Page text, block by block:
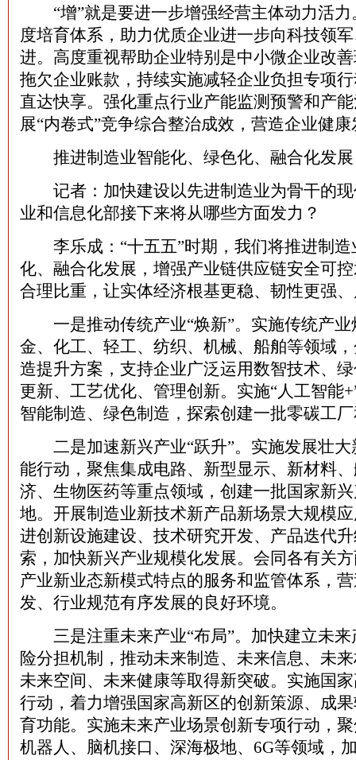
“增”就是要进一步增强经营主体动力活力
度培育体系，助力优质企业进一步向科技领
进。高度重视帮助企业特别是中小微企业改
拖欠企业账款，持续实施减轻企业负担专项
直达快享。强化重点行业产能监测预警和产
展“内卷式”竞争综合整治成效，营造企业健
推进制造业智能化、绿色化、融合化发展
记者：加快建设以先进制造业为骨干的现
业和信息化部接下来将从哪些方面发力？
李乐成：“十五五”时期，我们将推进制造
化、融合化发展，增强产业链供应链安全可
合理比重，让实体经济根基更稳、韧性更强
一是推动传统产业“焕新”。实施传统产业
金、化工、轻工、纺织、机械、船舶等领域
造提升方案，支持企业广泛运用数智技术、
更新、工艺优化、管理创新。实施“人工智能
智能制造、绿色制造，探索创建一批零碳工
二是加速新兴产业“跃升”。实施发展壮大
能行动，聚焦集成电路、新型显示、新材料
济、生物医药等重点领域，创建一批国家新
地。开展制造业新技术新产品新场景大规模
进创新设施建设、技术研究开发、产品迭代
索，加快新兴产业规模化发展。会同各有关
产业新业态新模式特点的服务和监管体系，
发、行业规范有序发展的良好环境。
三是注重未来产业“布局”。加快建立未来
险分担机制，推动未来制造、未来信息、未
未来空间、未来健康等取得新突破。实施国
行动，着力增强国家高新区的创新策源、成
育功能。实施未来产业场景创新专项行动，
机器人、脑机接口、深海极地、6G等领域，